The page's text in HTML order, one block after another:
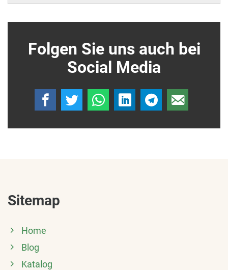
dazu entschließen, eine Politik für unsere Kinder, die Ehe
machen.
Mit freundlichen Grüßen
Folgen Sie uns auch bei
Social Media
Sitemap
Home
Blog
Katalog